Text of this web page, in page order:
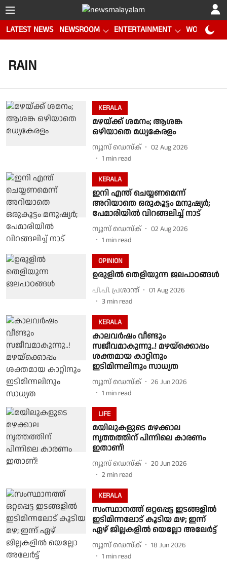
LATEST NEWS NEWSROOM ENTERTAINMENT WORLD CUP
RAIN
KERALA
മഴയ്ക്ക് ശമനം; ആശങ്ക
ഒഴിയാതെ മധ്യകേരളം
ന്യൂസ് ഡെസ്ക്
02 Aug 2026
1 min read
KERALA
ഇനി എന്ത് ചെയ്യണമെന്ന്
അറിയാതെ ഒരുകൂട്ടം മനുഷ്യർ;
പേമാരിയിൽ വിറങ്ങലിച്ച് നാട്
ന്യൂസ് ഡെസ്ക്
02 Aug 2026
1 min read
OPINION
ഉരുളിൽ തെളിയുന്ന ജലപാഠങ്ങൾ
പി.പി. പ്രശാന്ത്
01 Aug 2026
3 min read
KERALA
കാലവർഷം വീണ്ടും
സജീവമാകുന്നു..! മഴയ്‌ക്കൊപ്പം
ശക്തമായ കാറ്റിനും
ഇടിമിന്നലിനും സാധ്യത
ന്യൂസ് ഡെസ്ക്
26 Jun 2026
1 min read
LIFE
മയിലുകളുടെ മഴക്കാല
നൃത്തത്തിന് പിന്നിലെ കാരണം
ഇതാണ്!
ന്യൂസ് ഡെസ്ക്
20 Jun 2026
2 min read
KERALA
സംസ്ഥാനത്ത് ഒറ്റപ്പെട്ട ഇടങ്ങളിൽ
ഇടിമിന്നലോട് കൂടിയ മഴ; ഇന്ന്
ഏഴ് ജില്ലകളിൽ യെല്ലോ അലേർട്ട്
ന്യൂസ് ഡെസ്ക്
18 Jun 2026
1 min read